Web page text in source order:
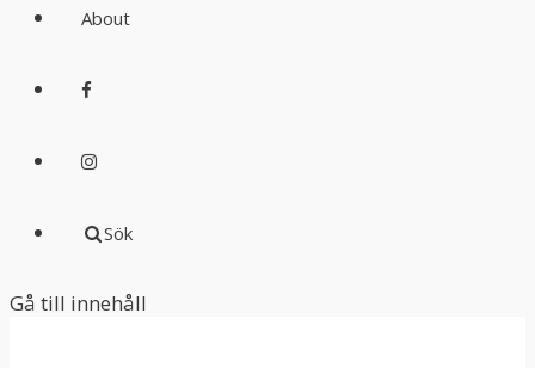
About
Sök
Gå till innehåll